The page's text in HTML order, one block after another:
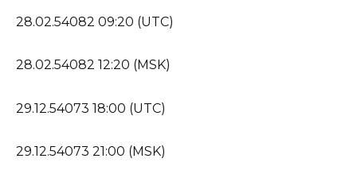
28.02.54082 09:20 (UTC)
28.02.54082 12:20 (MSK)
29.12.54073 18:00 (UTC)
29.12.54073 21:00 (MSK)